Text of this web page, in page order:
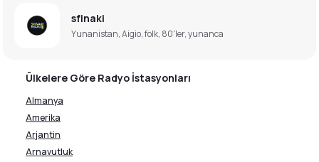
sfinaki
Yunanistan, Aigio, folk, 80'ler, yunanca
Ülkelere Göre Radyo İstasyonları
Almanya
Amerika
Arjantin
Arnavutluk